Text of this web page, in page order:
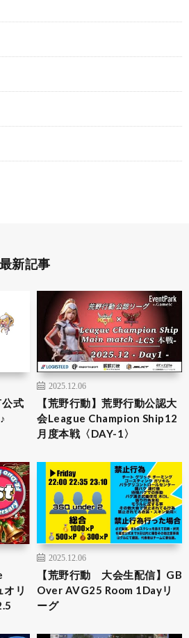
新記事
公式
2025.12.06
【荒野行動】荒野行動公認大
会League Champion Ship12
月度本戦〈DAY-1〉
リ
2025.12.06
【荒野行動 大会生配信】GB
Over AVG25 Room 1Dayリ
ーグ